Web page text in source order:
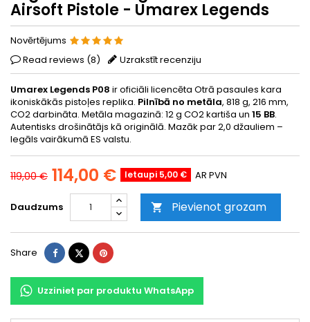
Airsoft Pistole - Umarex Legends
Novērtējums
Read reviews (8) Uzrakstīt recenziju
Umarex Legends P08 ir oficiāli licencēta Otrā pasaules kara
ikoniskākās pistoļes replika. Pilnībā no metāla, 818 g, 216 mm,
CO2 darbināta. Metāla magazinā: 12 g CO2 kartiša un 15 BB.
Autentisks drošinātājs kā originālā. Mazāk par 2,0 džauliem –
legāls vairākumā ES valstu.
119,00 € 114,00 € Ietaupi 5,00 € AR PVN
Daudzums  Pievienot grozam
Share ShareTweetPinterest
Uzziniet par produktu WhatsApp